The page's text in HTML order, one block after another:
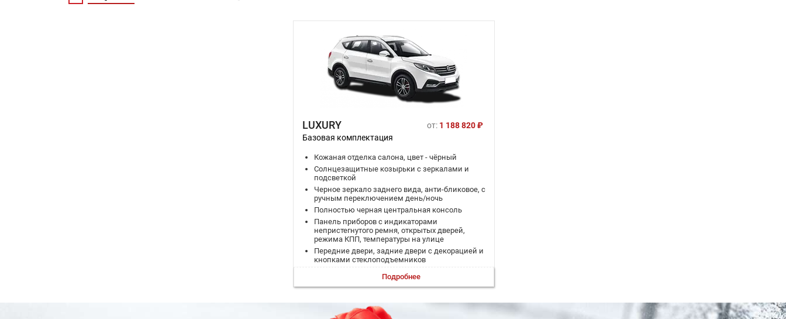
LUXURY от: 1 188 820 ₽
Базовая комплектация
Кожаная отделка салона, цвет - чёрный
Солнцезащитные козырьки с зеркалами и
подсветкой
Черное зеркало заднего вида, анти-бликовое, с
ручным переключением день/ночь
Полностью черная центральная консоль
Панель приборов с индикаторами
непристегнутого ремня, открытых дверей,
режима КПП, температуры на улице
Передние двери, задние двери с декорацией и
кнопками стеклоподъемников
Внутренние ручки дверей с подсветкой кнопок
и отделкой хромом
Легкосплавные колесные диски с шинами
225/60 R17
Подробнее